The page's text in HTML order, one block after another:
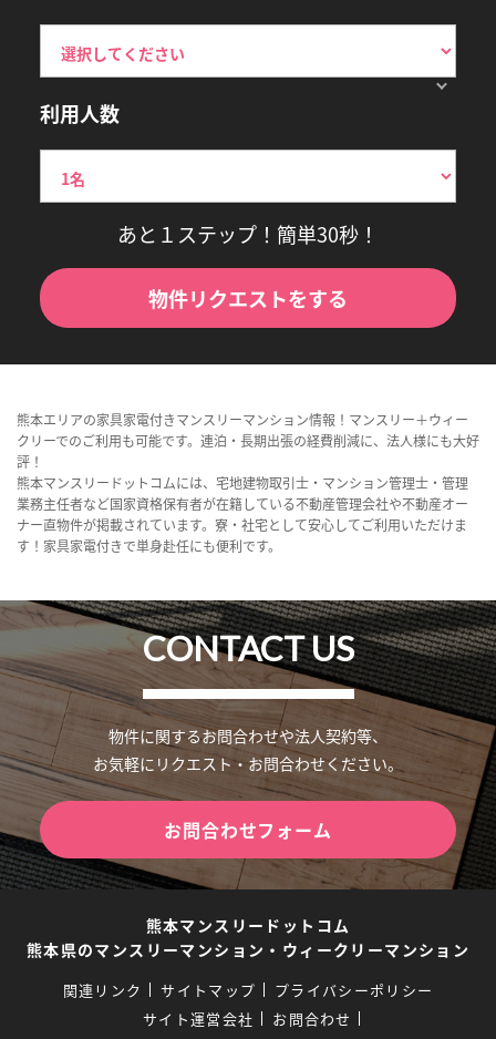
利用人数
あと１ステップ！簡単30秒！
物件リクエストをする
熊本エリアの家具家電付きマンスリーマンション情報！マンスリー＋ウィー
クリーでのご利用も可能です。連泊・長期出張の経費削減に、法人様にも大好
評！
熊本マンスリードットコムには、宅地建物取引士・マンション管理士・管理
業務主任者など国家資格保有者が在籍している不動産管理会社や不動産オー
ナー直物件が掲載されています。寮・社宅として安心してご利用いただけま
す！家具家電付きで単身赴任にも便利です。
CONTACT US
物件に関するお問合わせや法人契約等、
お気軽にリクエスト・お問合わせください。
お問合わせフォーム
熊本マンスリードットコム
熊本県のマンスリーマンション・ウィークリーマンション
関連リンク サイトマップ
プライバシーポリシー
サイト運営会社
お問合わせ